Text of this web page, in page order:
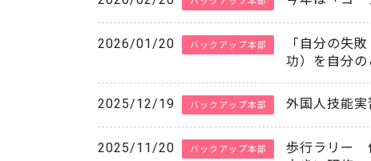
2026/01/20 バックアップ本部
「自分の失
功）を自分の
2025/12/19 バックアップ本部 外国人技能
2025/11/20 バックアップ本部
歩行ラリー